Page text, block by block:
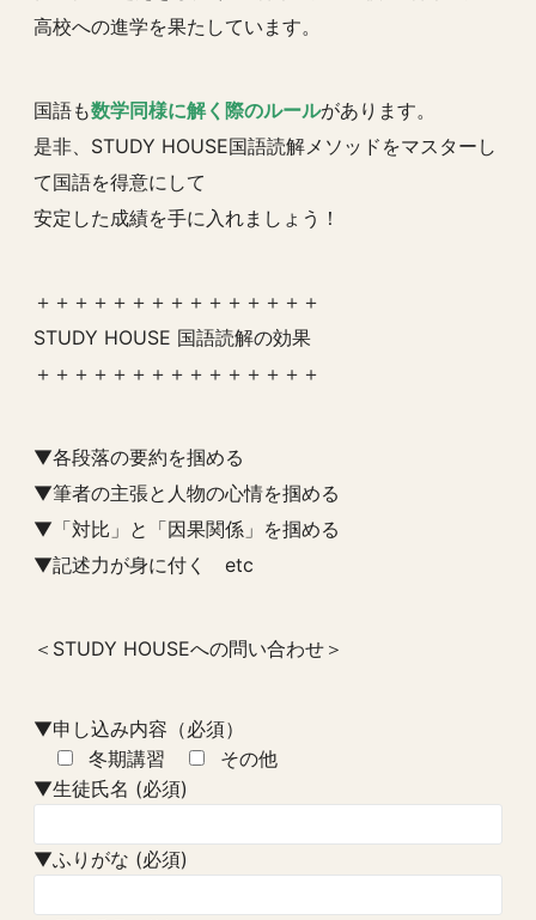
高校への進学を果たしています。
国語も数学同様に解く際のルールがあります。
是非、STUDY HOUSE国語読解メソッドをマスターし
て国語を得意にして
安定した成績を手に入れましょう！
＋＋＋＋＋＋＋＋＋＋＋＋＋＋＋
STUDY HOUSE 国語読解の効果
＋＋＋＋＋＋＋＋＋＋＋＋＋＋＋
▼各段落の要約を掴める
▼筆者の主張と人物の心情を掴める
▼「対比」と「因果関係」を掴める
▼記述力が身に付く etc
＜STUDY HOUSEへの問い合わせ＞
▼申し込み内容（必須）
冬期講習
その他
▼生徒氏名 (必須)
▼ふりがな (必須)